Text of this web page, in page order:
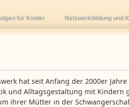
für Kinder Netzwerkbildung und
hat seit Anfang der 2000er
und Alltagsgestaltung mit Kindern
ihrer Mütter in der